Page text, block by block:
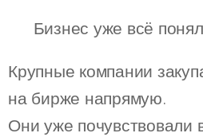
👔 Бизнес уже всё
Крупные компании
на бирже напрямую.
Они уже почувствовали